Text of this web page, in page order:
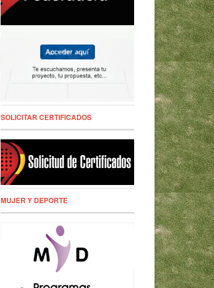
SOLICITAR CERTIFICADOS
MUJER Y DEPORTE